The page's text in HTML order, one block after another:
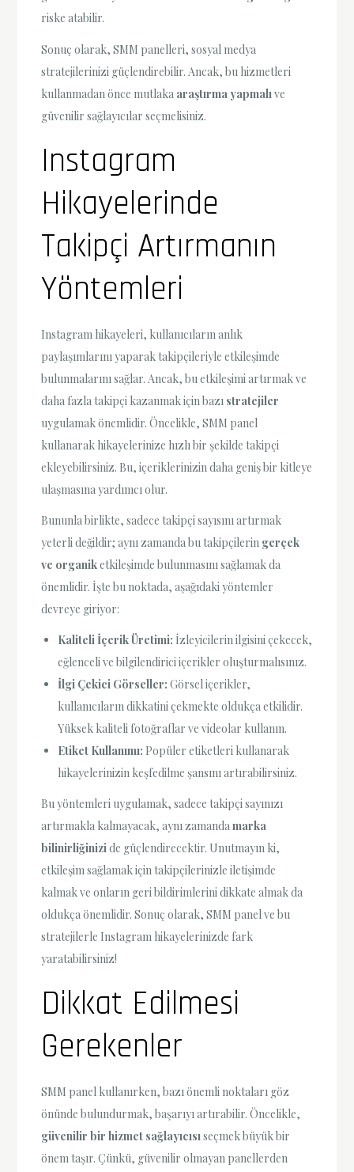
riske atabilir.
Sonuç olarak, SMM panelleri, sosyal medya
stratejilerinizi güçlendirebilir. Ancak, bu hizmetleri
kullanmadan önce mutlaka araştırma yapmalı ve
güvenilir sağlayıcılar seçmelisiniz.
Instagram
Hikayelerinde
Takipçi Artırmanın
Yöntemleri
Instagram hikayeleri, kullanıcıların anlık
paylaşımlarını yaparak takipçileriyle etkileşimde
bulunmalarını sağlar. Ancak, bu etkileşimi artırmak ve
daha fazla takipçi kazanmak için bazı stratejiler
uygulamak önemlidir. Öncelikle, SMM panel
kullanarak hikayelerinize hızlı bir şekilde takipçi
ekleyebilirsiniz. Bu, içeriklerinizin daha geniş bir kitleye
ulaşmasına yardımcı olur.
Bununla birlikte, sadece takipçi sayısını artırmak
yeterli değildir; aynı zamanda bu takipçilerin gerçek
ve organiketkileşimde bulunmasını sağlamak da
önemlidir. İşte bu noktada, aşağıdaki yöntemler
devreye giriyor:
Kaliteli İçerik Üretimi: İzleyicilerin ilgisini çekecek,
eğlenceli ve bilgilendirici içerikler oluşturmalısınız.
İlgi Çekici Görseller: Görsel içerikler,
kullanıcıların dikkatini çekmekte oldukça etkilidir.
Yüksek kaliteli fotoğraflar ve videolar kullanın.
Etiket Kullanımı: Popüler etiketleri kullanarak
hikayelerinizin keşfedilme şansını artırabilirsiniz.
Bu yöntemleri uygulamak, sadece takipçi sayınızı
artırmakla kalmayacak, aynı zamandamarka
bilinirliğinizide güçlendirecektir. Unutmayın ki,
etkileşim sağlamak için takipçilerinizle iletişimde
kalmak ve onların geri bildirimlerini dikkate almak da
oldukça önemlidir. Sonuç olarak, SMM panel ve bu
stratejilerle Instagram hikayelerinizde fark
yaratabilirsiniz!
Dikkat Edilmesi
Gerekenler
SMM panel kullanırken, bazı önemli noktaları göz
önünde bulundurmak, başarıyı artırabilir. Öncelikle,
güvenilir bir hizmet sağlayıcısıseçmek büyük bir
önem taşır. Çünkü, güvenilir olmayan panellerden